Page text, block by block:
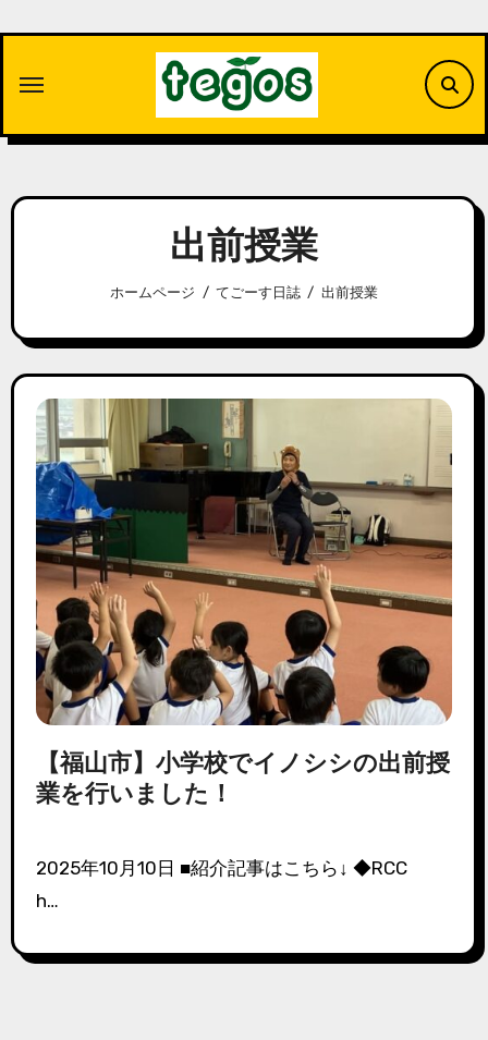
キ
プ
出前授業
ホームページ てごーす日誌 出前授業
【福山市】小学校でイノシシの出前授
業を行いました！
2025年10月10日 ■紹介記事はこちら↓ ◆RCC
h…